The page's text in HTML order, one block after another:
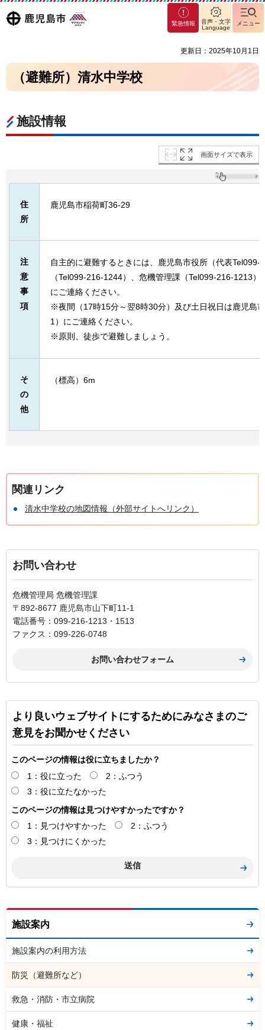
鹿児島
マグ
マシ
緊急情報
音声・文字
Language
メニュー
更新日：2025年10月1日
（避難所）清水中学校
施設情報
画面サイズで表示
住
所
鹿児島市稲荷町36-29
注
意
事
項
自主的に避難するときには、鹿児島市役所（代表Tel099-
（Tel099-216-1244）、危機管理課（Tel099-216-1213
にご連絡ください。
※夜間（17時15分～翌8時30分）及び土日祝日は鹿児島
1）にご連絡ください。
※原則、徒歩で避難しましょう。
そ
の
他
（標高）6m
関連リンク
清水中学校の地図情報（外部サイトへリンク）
お問い合わせ
危機管理局 危機管理課
〒892-8677 鹿児島市山下町11-1
電話番号：099-216-1213・1513
ファクス：099-226-0748
より良いウェブサイトにするためにみなさまのご
意見をお聞かせください
このページの情報は役に立ちましたか？
1：役に立った
2：ふつう
3：役に立たなかった
このページの情報は見つけやすかったですか？
1：見つけやすかった
2：ふつう
3：見つけにくかった
施設案内
施設案内の利用方法
防災（避難所など）
救急・消防・市立病院
健康・福祉